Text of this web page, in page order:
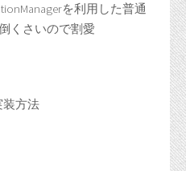
を利用した普通
くさいので割愛
装方法